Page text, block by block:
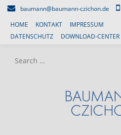
Skip
content
baumann@baumann-czichon.de
HOME KONTAKT
IMPRESSUM
DATENSCHUTZ
DOWNLOAD-CENTER
Search